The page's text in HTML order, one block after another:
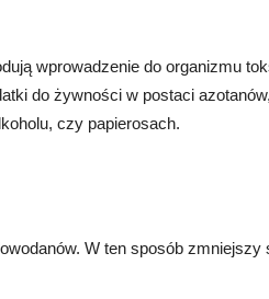
wprowadzenie do organizmu
do żywności w postaci
czy papierosach.
W ten sposób zmniejszy